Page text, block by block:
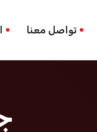
تواصل معنا